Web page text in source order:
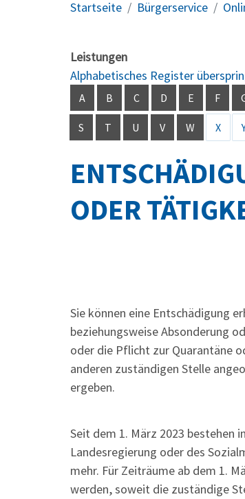
Startseite Bürgerservice
Leistungen
Alphabetisches Register
A B C D E F
S T U V W X
ODER
Sie können eine Entschädigung
beziehungsweise Absonderung
oder die Pflicht zur Quarantäne
anderen zuständigen Stelle
ergeben.
Seit dem 1. März 2023 bestehen
Landesregierung oder des
mehr. Für Zeiträume ab dem 1.
werden, soweit die zuständige